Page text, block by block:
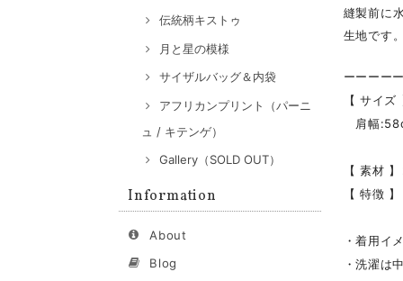
伝統柄キストゥ
月と星の模様
サイザルバッグ＆内袋
アフリカンプリント（パーニ
ュ / キテンゲ）
Gallery（SOLD OUT）
Information
About
Blog
縫製前に
生地です
ーーーー
【 サイズ
肩幅
【 素材
【 特徴
・着用イ
・洗濯は